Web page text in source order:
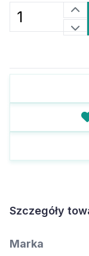
Szczegóły
Marka